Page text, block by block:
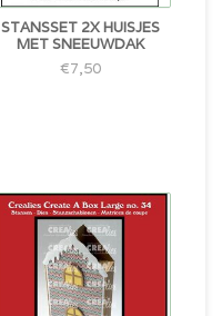
STANSSET 2X HUISJES
MET SNEEUWDAK
€7,50